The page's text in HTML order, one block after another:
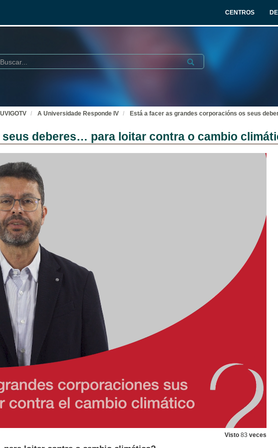
CENTROS
Submit
UVIGOTV A Universidade Responde IV Está a facer as grandes corporacións os seus
deberes… para loitar contra o cambio
Visto 83 veces